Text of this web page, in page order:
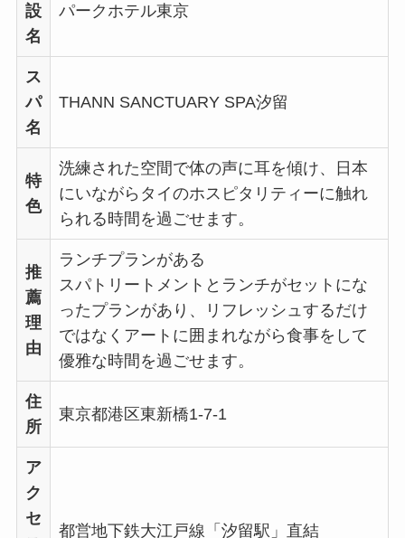
設
名
パークホテル東京
ス
パ
名
THANN SANCTUARY SPA汐留
特
色
洗練された空間で体の声に耳を傾け、日本
にいながらタイのホスピタリティーに触れ
られる時間を過ごせます。
推
薦
理
由
ランチプランがある
スパトリートメントとランチがセットにな
ったプランがあり、リフレッシュするだけ
ではなくアートに囲まれながら食事をして
優雅な時間を過ごせます。
住
所
東京都港区東新橋1-7-1
ア
ク
セ
都営地下鉄大江戸線「汐留駅」直結